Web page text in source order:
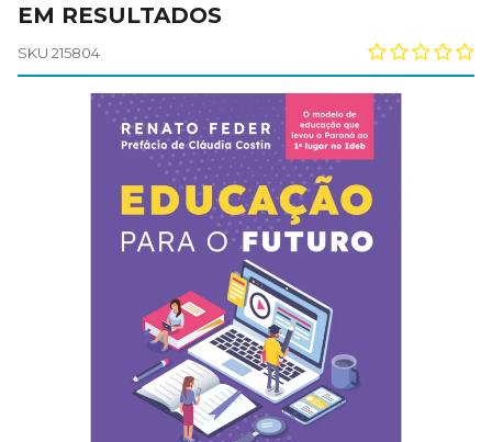
EM RESULTADOS
SKU 215804